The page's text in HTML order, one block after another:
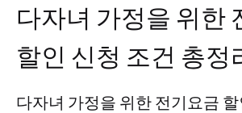
다자녀 가정을 위한
할인 신청 조건 총정
다자녀 가정을 위한 전기요금